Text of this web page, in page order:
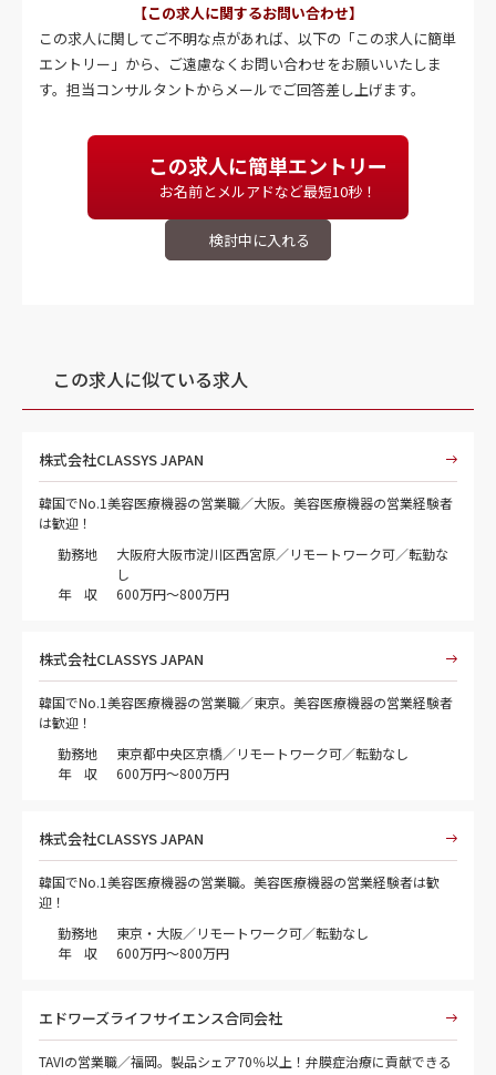
【この求人に関するお問い合わせ】
この求人に関してご不明な点があれば、以下の「この求人に簡単
エントリー」から、ご遠慮なくお問い合わせをお願いいたしま
す。担当コンサルタントからメールでご回答差し上げます。
この求人に簡単エントリー
お名前とメルアドなど最短10秒！
この求人に似ている求人
株式会社CLASSYS JAPAN
韓国でNo.1美容医療機器の営業職／大阪。美容医療機器の営業経験者
は歓迎！
勤務地
大阪府大阪市淀川区西宮原／リモートワーク可／転勤な
し
年 収
600万円～800万円
株式会社CLASSYS JAPAN
韓国でNo.1美容医療機器の営業職／東京。美容医療機器の営業経験者
は歓迎！
勤務地
東京都中央区京橋／リモートワーク可／転勤なし
年 収
600万円～800万円
株式会社CLASSYS JAPAN
韓国でNo.1美容医療機器の営業職。美容医療機器の営業経験者は歓
迎！
勤務地
東京・大阪／リモートワーク可／転勤なし
年 収
600万円～800万円
エドワーズライフサイエンス合同会社
TAVIの営業職／福岡。製品シェア70％以上！弁膜症治療に貢献できる